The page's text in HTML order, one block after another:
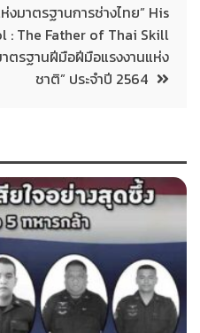
งมาตรฐานการช่างไทย” His
: The Father of Thai Skill
ตรฐานฝีมือฝีมือแรงงานแห่ง
ชาติ” ประจำปี 2564